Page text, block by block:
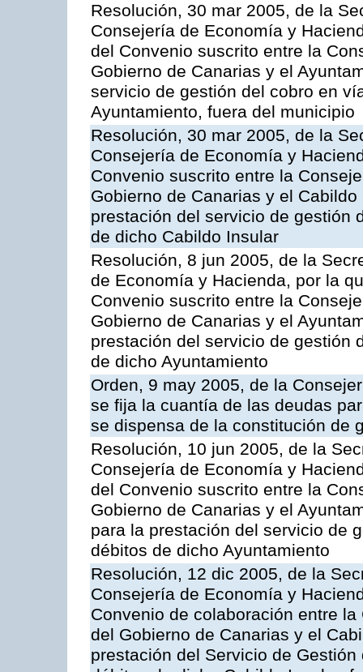
Resolución, 30 mar 2005, de la
Consejería de Economía y
del Convenio suscrito entre la
Gobierno de Canarias y el
servicio de gestión del cobro en
Ayuntamiento, fuera del municipio
Resolución, 30 mar 2005, de la
Consejería de Economía y
Convenio suscrito entre la
Gobierno de Canarias y el
prestación del servicio de gestión
de dicho Cabildo Insular
Resolución, 8 jun 2005, de la
de Economía y Hacienda, por la
Convenio suscrito entre la
Gobierno de Canarias y el
prestación del servicio de gestión
de dicho Ayuntamiento
Orden, 9 may 2005, de la
se fija la cuantía de las deudas
se dispensa de la constitución de
Resolución, 10 jun 2005, de la
Consejería de Economía y
del Convenio suscrito entre la
Gobierno de Canarias y el
para la prestación del servicio de
débitos de dicho Ayuntamiento
Resolución, 12 dic 2005, de la
Consejería de Economía y
Convenio de colaboración entre
del Gobierno de Canarias y el
prestación del Servicio de